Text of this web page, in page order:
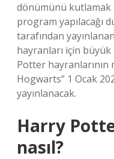
dönümünü kutlamak
program yapılacağı
tarafından
hayranları için
Potter
Hogwarts” 1 Ocak
yayınlanacak.
Harry
nasıl?